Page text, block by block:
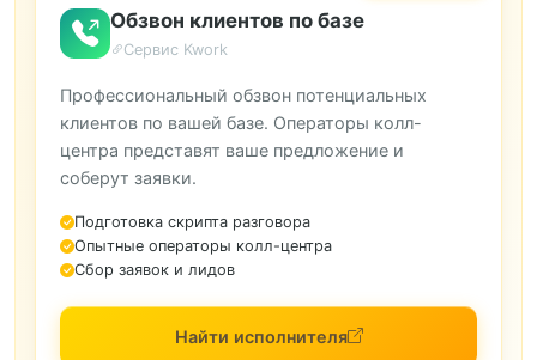
Обзвон клиентов по базе
Сервис Kwork
Профессиональный обзвон потенциальных
клиентов по вашей базе. Операторы колл-
центра представят ваше предложение и
соберут заявки.
Подготовка скрипта разговора
Опытные операторы колл-центра
Сбор заявок и лидов
Найти исполнителя